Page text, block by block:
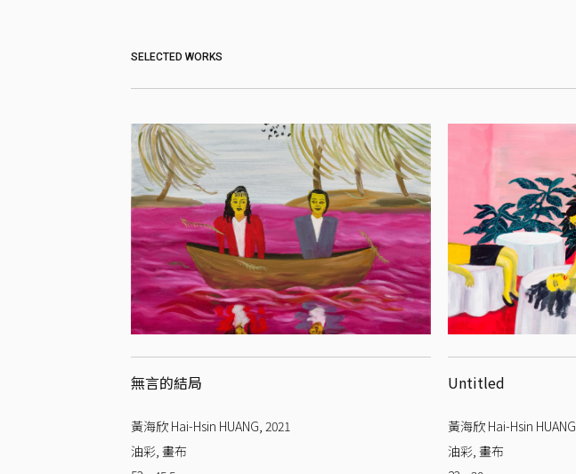
SELECTED WORKS
無言的結局
黃海欣 Hai-Hsin HUANG 2021
油彩, 畫布
Untitled
黃海欣 Hai-Hsin HUANG
油彩, 畫布